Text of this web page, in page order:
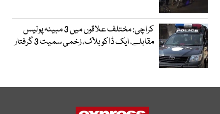
کراچی: مختلف علاقوں میں 3 مبینہ پولیس
مقابلے، ایک ڈاکو ہلاک، زخمی سمیت 3 گرفتار